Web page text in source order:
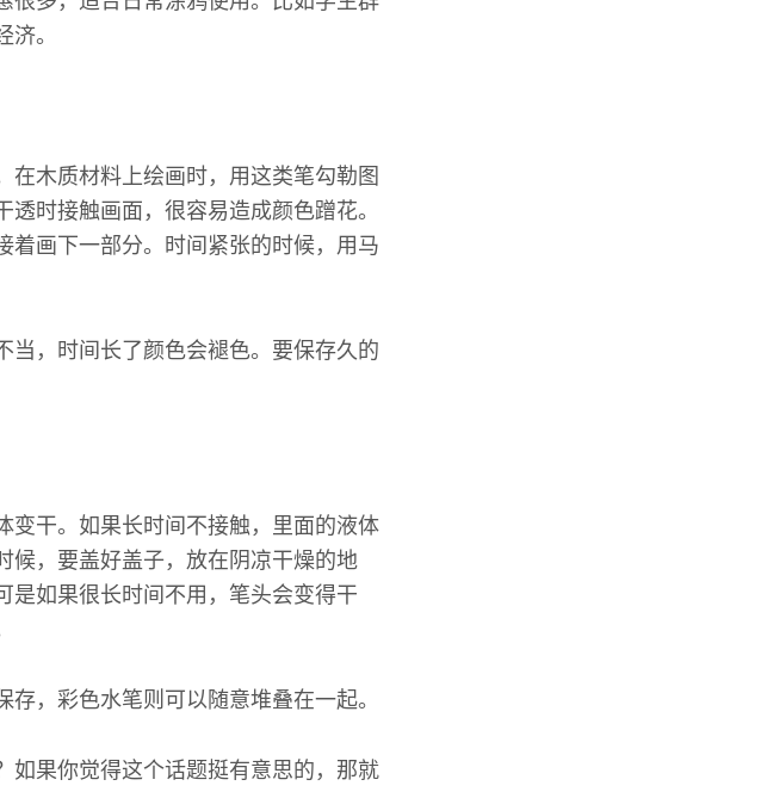
。
在木质材料上绘画时，用这类笔勾勒图
时接触画面，很容易造成颜色蹭花。
着画下一部分。时间紧张的时候，用马
当，时间长了颜色会褪色。要保存久的
变干。如果长时间不接触，里面的液体
候，要盖好盖子，放在阴凉干燥的地
是如果很长时间不用，笔头会变得干
，彩色水笔则可以随意堆叠在一起。
如果你觉得这个话题挺有意思的，那就